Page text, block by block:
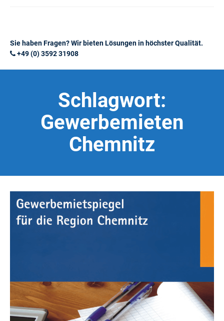
Sie haben Fragen? Wir bieten Lösungen in höchster Qualität.
+49 (0) 3592 31908
Schlagwort:
Gewerbemieten
Chemnitz